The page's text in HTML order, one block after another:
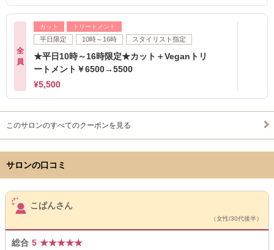
全
員
カット トリートメント
平日限定 10時～16時 スタイリスト指定
★平日10時～16時限定★カット＋Veganトリ
ートメント￥6500→5500
¥5,500
このサロンのすべてのクーポンを見る
サロンの口コミ
サロンPick Up
こぱんさん
（女性/30代後半）
総合 5 ★★★★★